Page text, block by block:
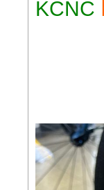
KCNC